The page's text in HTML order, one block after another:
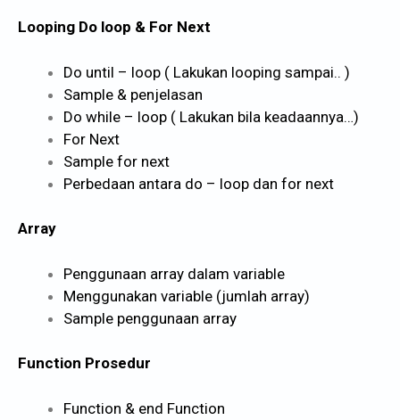
Looping Do loop & For Next
Do until – loop ( Lakukan looping sampai.. )
Sample & penjelasan
Do while – loop ( Lakukan bila keadaannya…)
For Next
Sample for next
Perbedaan antara do – loop dan for next
Array
Penggunaan array dalam variable
Menggunakan variable (jumlah array)
Sample penggunaan array
Function Prosedur
Function & end Function